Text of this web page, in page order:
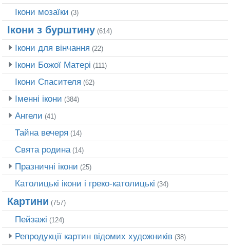
Ікони мозаїки (3)
Ікони з бурштину (614)
Ікони для вінчання (22)
Ікони Божої Матері (111)
Ікони Спасителя (62)
Іменні ікони (384)
Ангели (41)
Тайна вечеря (14)
Свята родина (14)
Празничні ікони (25)
Католицькі ікони і греко-католицькі (34)
Картини (757)
Пейзажі (124)
Репродукції картин відомих художників (38)